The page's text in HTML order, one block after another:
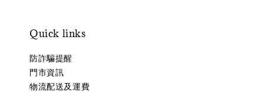
Quick links
防詐騙提醒
門市資訊
物流配送及運費